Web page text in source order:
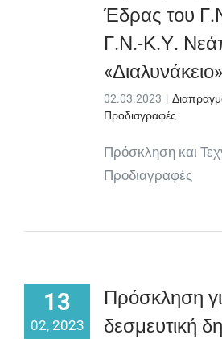
Έδρας του
Γ.Ν.-Κ.Υ.
02.03.2023 |
Προδιαγραφές
Πρόσκληση και
Προδιαγραφές
13
02, 2023
Πρόσκληση
δεσμευτική